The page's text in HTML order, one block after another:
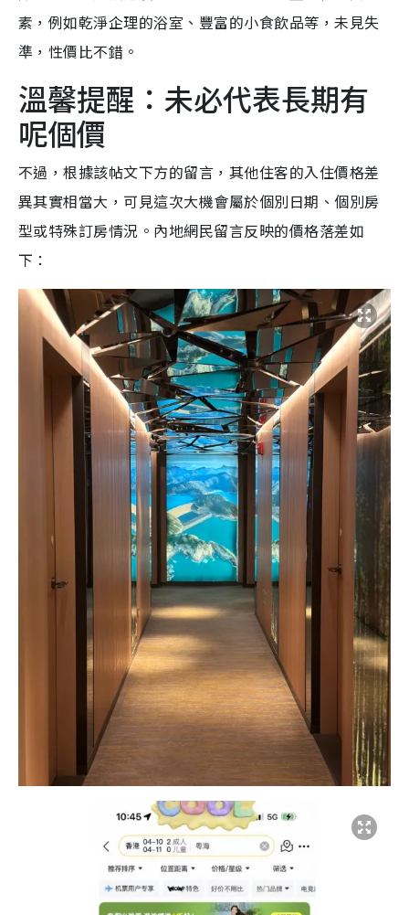
素，例如乾淨企理的浴室、豐富的小食飲品等，未見失
準，性價比不錯。
溫馨提醒：未必代表長期有
呢個價
不過，根據該帖文下方的留言，其他住客的入住價格差
異其實相當大，可見這次大機會屬於個別日期、個別房
型或特殊訂房情況。內地網民留言反映的價格落差如
下：